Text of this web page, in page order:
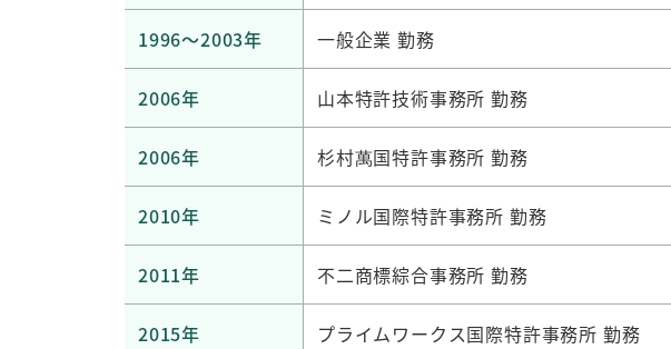
1996～2003年 一般企業 勤務
2006年 山本特許技術事務所 勤務
2006年 杉村萬国特許事務所 勤務
2010年 ミノル国際特許事務所 勤務
2011年 不二商標綜合事務所 勤務
2015年 プライムワークス国際特許事務所 勤務